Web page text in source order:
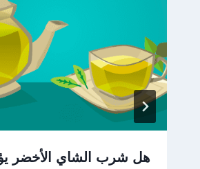
هل شرب الشاي الأخضر